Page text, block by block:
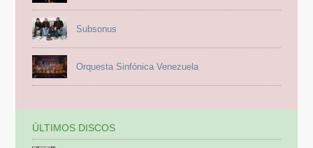
Subsonus
Orquesta Sinfónica Venezuela
ÚLTIMOS DISCOS